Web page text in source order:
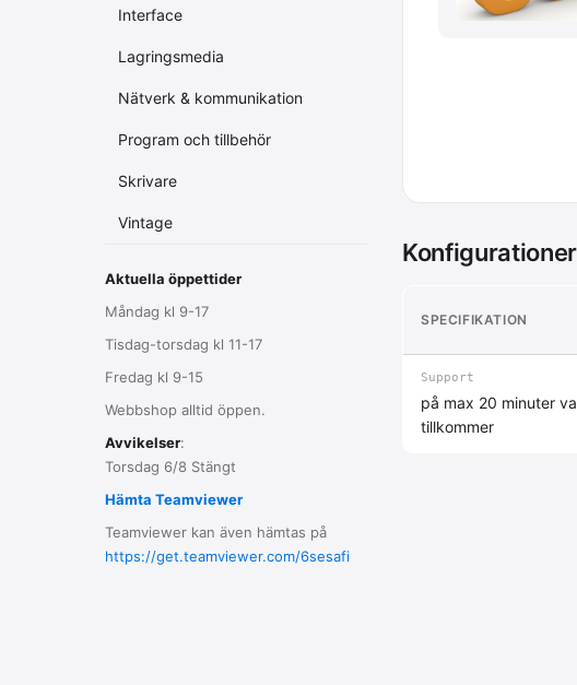
Interface
Lagringsmedia
Nätverk & kommunikation
Program och tillbehör
Skrivare
Vintage
Aktuella öppettider
Måndag kl 9-17
Tisdag-torsdag kl 11-17
Fredag kl 9-15
Webbshop alltid öppen.
Avvikelser:
Torsdag 6/8 Stängt
Hämta Teamviewer
Teamviewer kan även hämtas på
https://get.teamviewer.com/6sesafi
Konfigurationer
SPECIFIKATION
Support
på max 20 minuter
tillkommer